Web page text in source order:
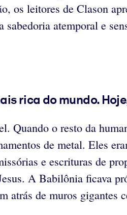
os leitores de Clason
sabedoria atemporal e
rica do mundo.
Quando o resto da
de metal. Eles
e escrituras de
A Babilônia ficava
atrás de muros gigantes